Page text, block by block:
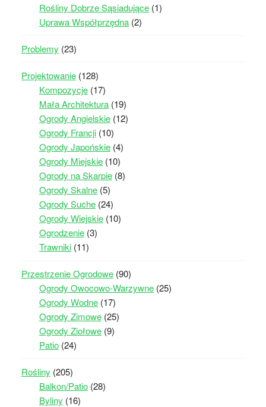
Rośliny Dobrze Sąsiadujące(1)
Uprawa Współprzędna(2)
Problemy (23)
Projektowanie(128)
Kompozycje(17)
Mała Architektura(19)
Ogrody Angielskie(12)
Ogrody Francji(10)
Ogrody Japońskie(4)
Ogrody Miejskie(10)
Ogrody na Skarpie(8)
Ogrody Skalne(5)
Ogrody Suche(24)
Ogrody Wiejskie(10)
Ogrodzenie(3)
Trawniki(11)
Przestrzenie Ogrodowe(90)
Ogrody Owocowo-Warzywne(25)
Ogrody Wodne(17)
Ogrody Zimowe(25)
Ogrody Ziołowe(9)
Patio(24)
Rośliny (205)
Balkon/Patio(28)
Byliny (16)